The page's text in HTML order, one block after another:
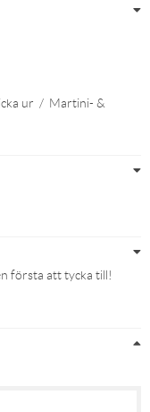
ur / Martini- &
första att tycka till!